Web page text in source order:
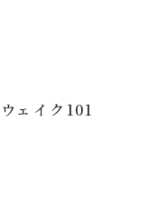
ェイク101